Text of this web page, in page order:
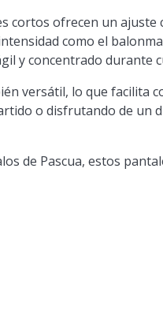
cortos ofrecen un
como el
y concentrado durante
versátil, lo que facilita
o disfrutando de un
de Pascua, estos